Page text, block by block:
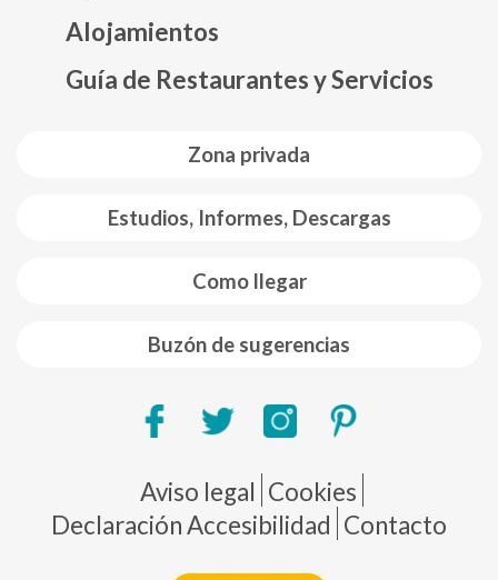
Zona privada
Estudios, Informes, Descargas
Como llegar
Buzón de sugerencias
Alojamientos
Guía de Restaurantes y Servicios
Pie de página
Aviso legal Cookies
Declaración Accesibilidad Contacto